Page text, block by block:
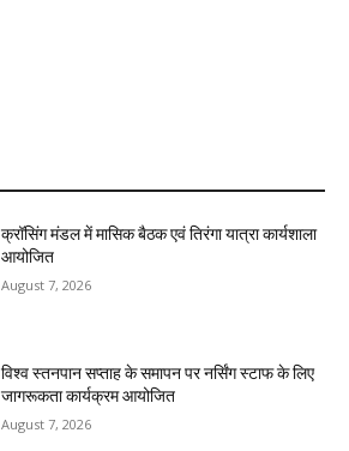
क्रॉसिंग मंडल में मासिक बैठक एवं तिरंगा यात्रा कार्यशाला
आयोजित
August 7, 2026
विश्व स्तनपान सप्ताह के समापन पर नर्सिंग स्टाफ के लिए
जागरूकता कार्यक्रम आयोजित
August 7, 2026